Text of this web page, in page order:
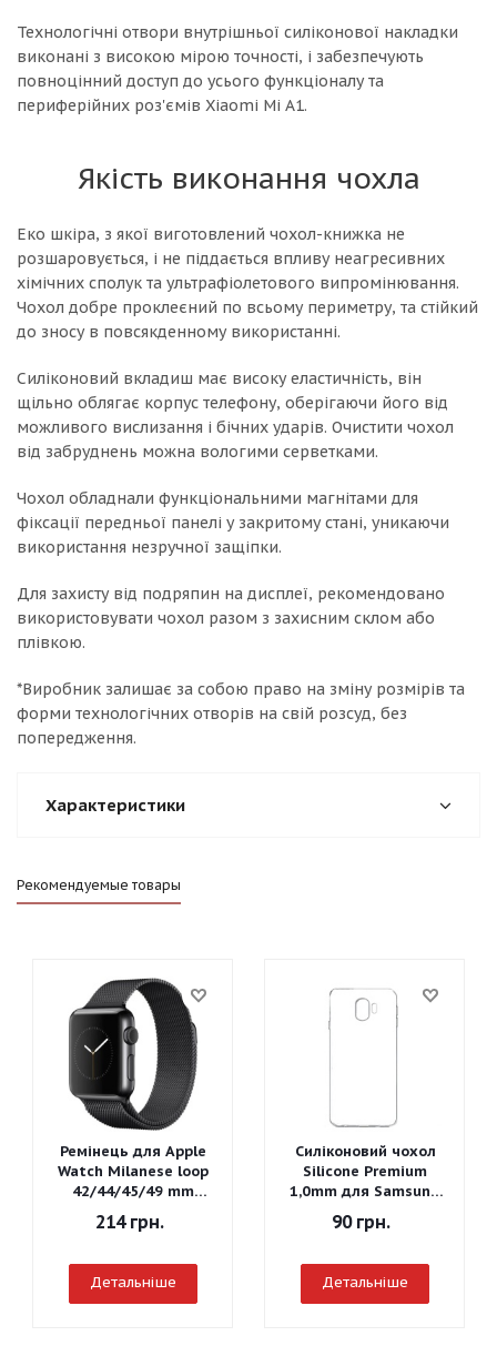
Технологічні отвори внутрішньої силіконової накладки
виконані з високою мірою точності, і забезпечують
повноцінний доступ до усього функціоналу та
периферійних роз'ємів Xiaomi Mi A1.
Якість виконання чохла
Еко шкіра, з якої виготовлений чохол-книжка не
розшаровується, і не піддається впливу неагресивних
хімічних сполук та ультрафіолетового випромінювання.
Чохол добре проклеєний по всьому периметру, та стійкий
до зносу в повсякденному використанні.
Силіконовий вкладиш має високу еластичність, він
щільно облягає корпус телефону, оберігаючи його від
можливого вислизання і бічних ударів. Очистити чохол
від забруднень можна вологими серветками.
Чохол обладнали функціональними магнітами для
фіксації передньої панелі у закритому стані, уникаючи
використання незручної защіпки.
Для захисту від подряпин на дисплеї, рекомендовано
використовувати чохол разом з захисним склом або
плівкою.
*Виробник залишає за собою право на зміну розмірів та
форми технологічних отворів на свій розсуд, без
попередження.
Характеристики
Рекомендуемые товары
Ремінець для Apple
Watch Milanese loop
42/44/45/49 mm
(Чорний)
214грн.
Детальніше
Силіконовий чохол
Silicone Premium
1,0mm для Samsung
J260 Galaxy J2 Core
2018
90грн.
Детальніше